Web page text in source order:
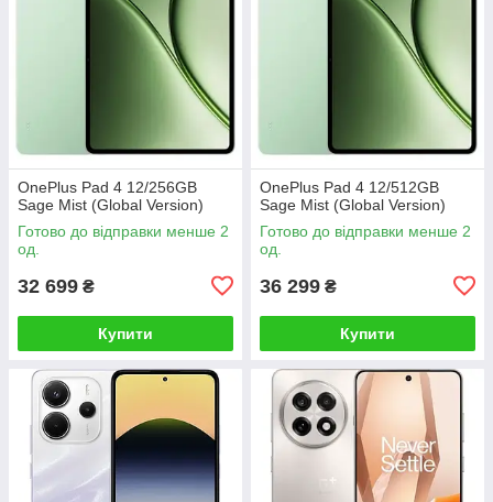
OnePlus Pad 4 12/256GB
Sage Mist (Global Version)
Готово до відправки менше 2
од.
32 699 ₴
Купити
OnePlus Pad 4 12/512GB
Sage Mist (Global Version)
Готово до відправки менше 2
од.
36 299 ₴
Купити